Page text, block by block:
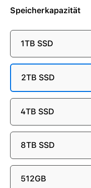
Speicherkapazität
1TB SSD
2TB SSD
4TB SSD
8TB SSD
512GB